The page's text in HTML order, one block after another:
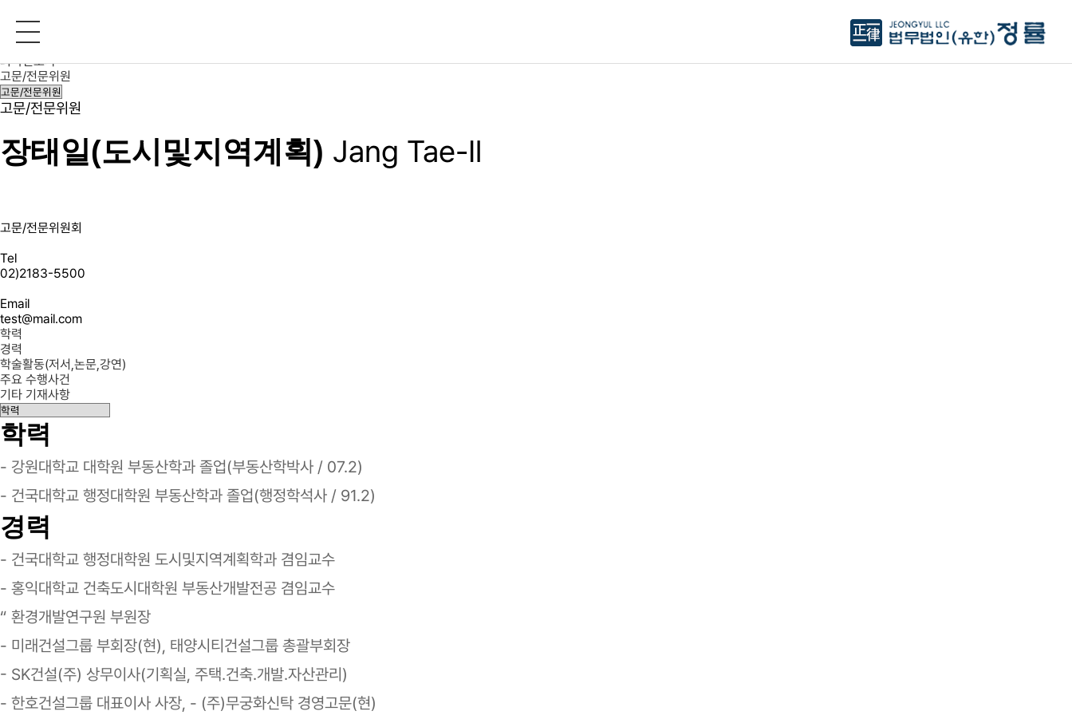
대표변호사
변호사
외국변호사
고문/전문위원
고문/전문위원
장태일(도시및지역계획) Jang Tae-Il
고문/전문위원회
Tel
02)2183-5500
Email
test@mail.com
학력
경력
학술활동(저서,논문,강연)
주요 수행사건
기타 기재사항
학력
- 강원대학교 대학원 부동산학과 졸업(부동산학박사 / 07.2)
- 건국대학교 행정대학원 부동산학과 졸업(행정학석사 / 91.2)
경력
- 건국대학교 행정대학원 도시및지역계획학과 겸임교수
- 홍익대학교 건축도시대학원 부동산개발전공 겸임교수
“ 환경개발연구원 부원장
- 미래건설그룹 부회장(현), 태양시티건설그룹 총괄부회장
- SK건설(주) 상무이사(기획실, 주택.건축.개발.자산관리)
- 한호건설그룹 대표이사 사장, - (주)무궁화신탁 경영고문(현)